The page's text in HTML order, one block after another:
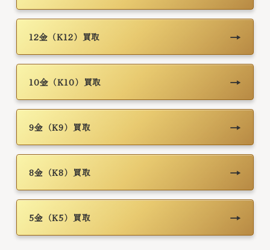
12金（K12）買取 →
10金（K10）買取 →
9金（K9）買取 →
8金（K8）買取 →
5金（K5）買取 →